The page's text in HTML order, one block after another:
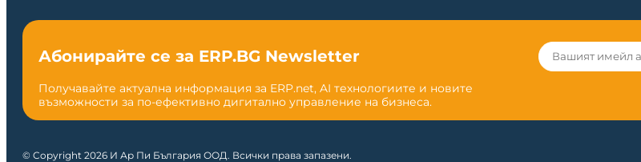
Абонирайте се за ERP.BG Newsletter
Получавайте актуална информация за ERP.net, AI технологиите и новите
възможности за по-ефективно дигитално управление на бизнеса.
© Copyright 2026 И Ар Пи България ООД. Всички права запазени.